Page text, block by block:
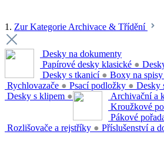
1. Zur Kategorie Archivace & Třídění
Desky na dokumenty
Papírové desky klasické ●
Desky s tkanicí ● Boxy na spisy
Rychlovazače ● Psací podložky ● Desky
Desky s klipem ● Archivační a
Kroužkové
Pákové
Rozlišovače a rejstříky ● Příslušenství a